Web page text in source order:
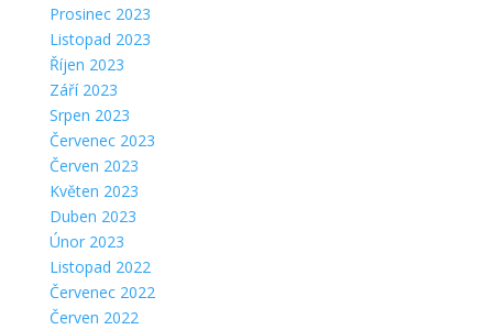
Prosinec 2023
Listopad 2023
Říjen 2023
Září 2023
Srpen 2023
Červenec 2023
Červen 2023
Květen 2023
Duben 2023
Únor 2023
Listopad 2022
Červenec 2022
Červen 2022